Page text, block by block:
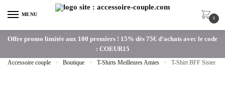
MENU
0
Offre promo limitée aux 100 premiers ! 15% dès 75€ d’achats avec le code
: COEUR15
Accessoire couple » Boutique » T-Shirts Meilleures Amies » T-Shirt BFF Sister